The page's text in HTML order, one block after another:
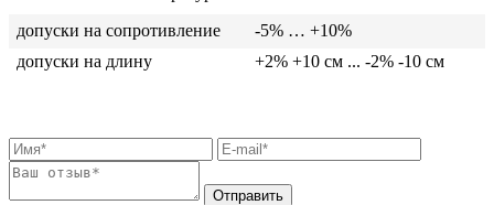
допуски на сопротивление
-5% … +10%
допуски на длину
+2% +10 см ... -2% -10 см